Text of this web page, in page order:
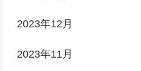
2023年12月
2023年11月